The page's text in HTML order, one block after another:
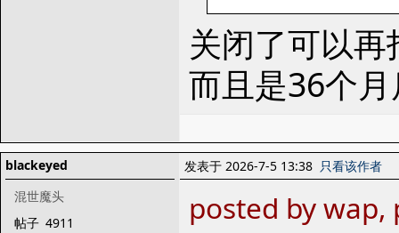
关闭了可以再
而且是36个
blackeyed
混世魔头
帖子 4911
发表于 2026-7-5 13:38 只看该作者
posted by